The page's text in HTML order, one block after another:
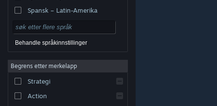
© Valve Corporation. Alle rettigheter reservert. Alle
Retningslinjer for personvern
Tilgjengelighet
|Steams abonnementsavtale
Refusjoner
Spansk – Latin-Amerika
Behandle språkinnstillinger
Begrens etter merkelapp
Strategi
Action